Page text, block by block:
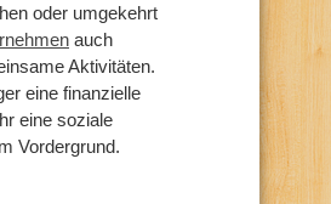
oder umgekehrt
auch
Aktivitäten.
eine finanzielle
eine soziale
Vordergrund.